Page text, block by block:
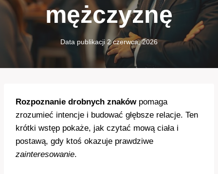
mężczyznę
Data publikacji 2 czerwca, 2026
Rozpoznanie drobnych znakówpomaga
zrozumieć intencje i budować głębsze relacje. Ten
krótki wstęp pokaże, jak czytać mową ciała i
postawą, gdy ktoś okazuje prawdziwe
zainteresowanie.